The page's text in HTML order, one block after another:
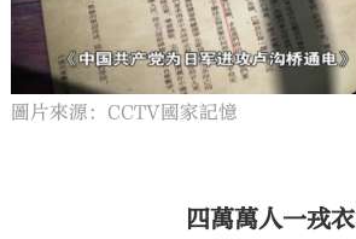
圖片來源：CCTV國家記憶
四萬萬人一戎衣